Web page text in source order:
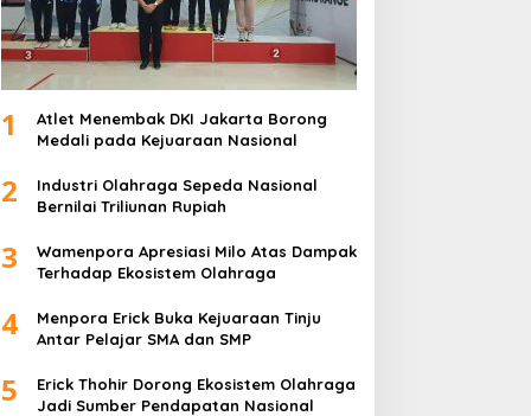
1
Atlet Menembak DKI Jakarta Borong
Medali pada Kejuaraan Nasional
2
Industri Olahraga Sepeda Nasional
Bernilai Triliunan Rupiah
3
Wamenpora Apresiasi Milo Atas Dampak
Terhadap Ekosistem Olahraga
4
Menpora Erick Buka Kejuaraan Tinju
Antar Pelajar SMA dan SMP
5
Erick Thohir Dorong Ekosistem Olahraga
Jadi Sumber Pendapatan Nasional